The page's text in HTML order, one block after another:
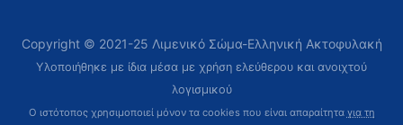
Copyright © 2021-25 Λιμενικό Σώμα-Ελληνική Ακτοφυλακή
Υλοποιήθηκε με ίδια μέσα με χρήση ελεύθερου και ανοιχτού
λογισμικού
Ο ιστότοπος χρησιμοποιεί μόνον τα cookies που είναι απαραίτητα για τη